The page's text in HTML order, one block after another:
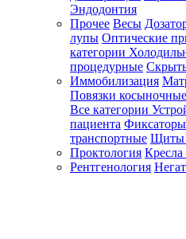
Эндодонтия
Прочее Весы
лупы Оптические
категории
процедурные
Иммобилизация
Повязки косыночные
Все категории
пациента Фиксаторы
транспортные Щиты
Проктология Кресла
Рентгенология